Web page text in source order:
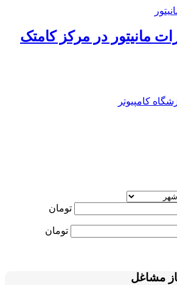
مانیتور در مرکز کامتک
کامپیوتر
تومان
تومان
مشاغل